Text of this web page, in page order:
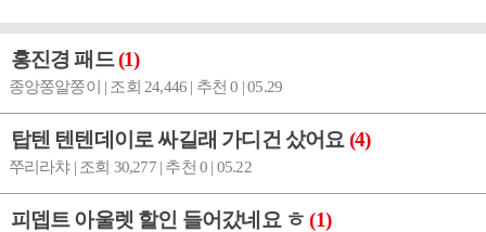
홍진경 패드(1)
종앙쫑알쫑이 | 조회 24,446 | 추천 0 | 05.29
탑텐 텐텐데이로 싸길래 가디건 샀어요 (4)
쭈리라챠 | 조회 30,277 | 추천 0 | 05.22
피뎁트 아울렛 할인 들어갔네요 ㅎ(1)